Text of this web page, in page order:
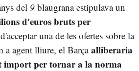
del 9 blaugrana estipulava un
d'euros bruts per
una de les ofertes sobre la
a agent lliure, el Barçaalliberaria
import per tornar a la norma